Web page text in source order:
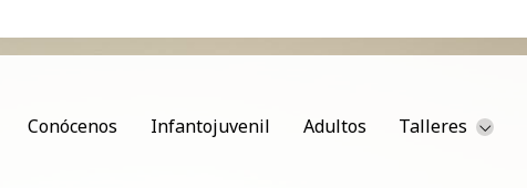
Conócenos Infantojuvenil Adultos Talleres